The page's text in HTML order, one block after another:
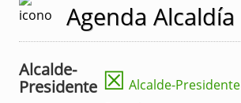
Agenda Alcaldía
Alcalde-
Presidente ☒ Alcalde-Presidente